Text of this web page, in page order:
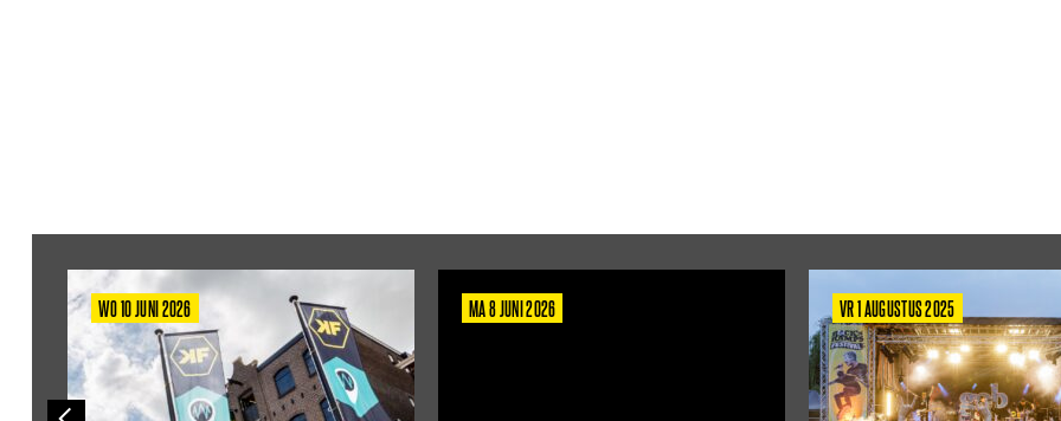
WO 10 JUNI 2026 MA 8 JUNI 2026 VR 1 AUGUSTUS 2025